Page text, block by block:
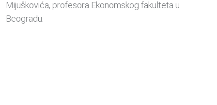
Mijuškovića, profesora Ekonomskog fakulteta u
Beogradu.